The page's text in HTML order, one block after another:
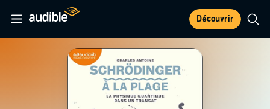
Découvrir